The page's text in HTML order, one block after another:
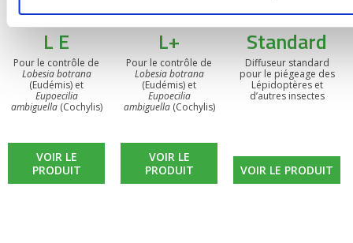
BIOOtwin®
L E
Pour le contrôle de
Lobesia botrana
(Eudémis) et
Eupoecilia
ambiguella(Cochylis)
VOIR LE
PRODUIT
BIOOtwin®
L+
Pour le contrôle de
Lobesia botrana
(Eudémis) et
Eupoecilia
ambiguella(Cochylis)
VOIR LE
PRODUIT
Diffuseur
Standard
Diffuseur standard
pour le piégeage des
Lépidoptères et
d’autres insectes
VOIR LE PRODUIT